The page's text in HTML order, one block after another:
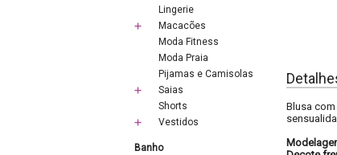
Lingerie
Macacões
Moda Fitness
Moda Praia
Pijamas e Camisolas
Saias
Shorts
Vestidos
Banho
Blusa